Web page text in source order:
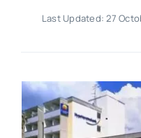
Last Updated: 27